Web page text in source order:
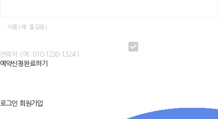
예약신청완료하기
로그인 회원가입